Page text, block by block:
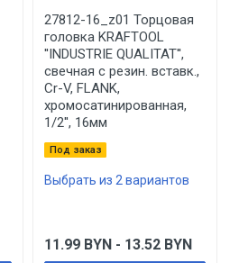
27812-16_z01 Торцовая
головка KRAFTOOL
''INDUSTRIE QUALITAT'',
свечная с резин. вставк.,
Cr-V, FLANK,
хромосатинированная,
1/2'', 16мм
Под заказ
Выбрать из 2 вариантов
11.99 BYN - 13.52 BYN